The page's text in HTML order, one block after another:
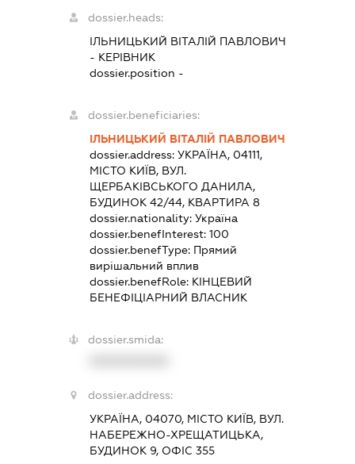
dossier.heads:
ІЛЬНИЦЬКИЙ ВІТАЛІЙ ПАВЛОВИЧ
- КЕРІВНИК
dossier.position -
dossier.beneficiaries:
ІЛЬНИЦЬКИЙ ВІТАЛІЙ ПАВЛОВИЧ
dossier.address: УКРАЇНА, 04111,
МІСТО КИЇВ, ВУЛ.
ЩЕРБАКІВСЬКОГО ДАНИЛА,
БУДИНОК 42/44, КВАРТИРА 8
dossier.nationality: Україна
dossier.benefInterest: 100
dossier.benefType: Прямий
вирішальний вплив
dossier.benefRole: КІНЦЕВИЙ
БЕНЕФІЦІАРНИЙ ВЛАСНИК
dossier.smida:
dossier.address:
УКРАЇНА, 04070, МІСТО КИЇВ, ВУЛ.
НАБЕРЕЖНО-ХРЕЩАТИЦЬКА,
БУДИНОК 9, ОФІС 355